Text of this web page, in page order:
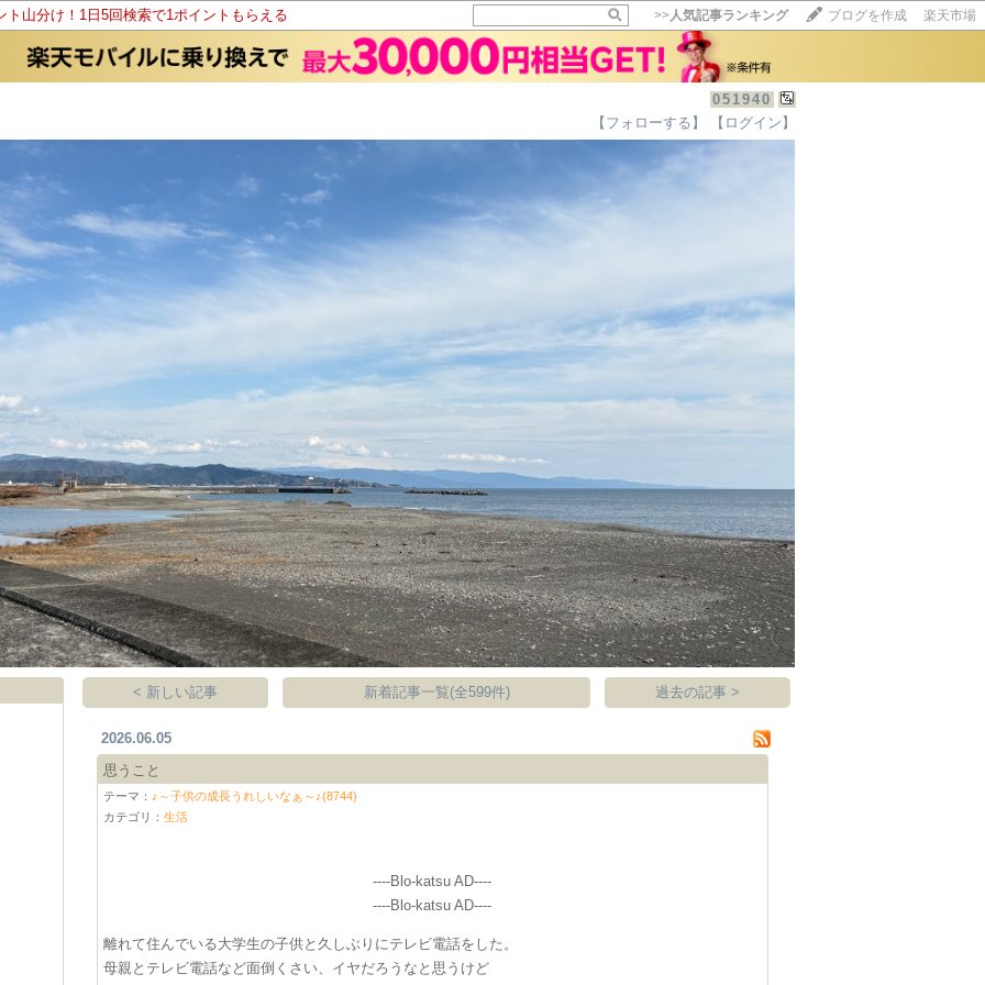
ト山分け！1日5回検索で1ポイントもらえる >>人気記事ランキング ブログを作成 楽天市場
051940
【フォローする】
【ログイン】
< 新しい記事 新着記事一覧(全599件) 過去の記事 >
2026.06.05
思うこと
テーマ： ♪～子供の成長うれしいなぁ～♪(8744)
カテゴリ：生活
----Blo-katsu AD----
----Blo-katsu AD----
離れて住んでいる大学生の子供と久しぶりにテレビ電話をした。
母親とテレビ電話など面倒くさい、イヤだろうなと思うけど